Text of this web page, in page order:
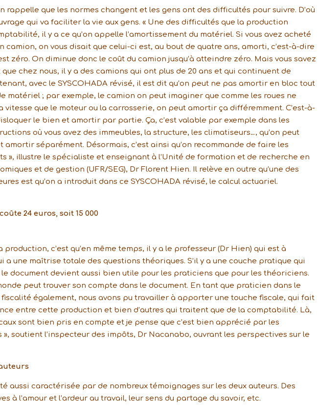
rappelle que les normes changent et les gens ont des difficultés pour suivre. D’où
qui va faciliter la vie aux gens. « Une des difficultés que la production
il y a ce qu’on appelle l’amortissement du matériel. Si vous avez acheté
camion, on vous disait que celui-ci est, au bout de quatre ans, amorti, c’est-à-dire
zéro. On diminue donc le coût du camion jusqu’à atteindre zéro. Mais vous savez
chez nous, il y a des camions qui ont plus de 20 ans et qui continuent de
avec le SYSCOHADA révisé, il est dit qu’on peut ne pas amortir en bloc tout
matériel ; par exemple, le camion on peut imaginer que comme les roues ne
vitesse que le moteur ou la carrosserie, on peut amortir ça différemment. C’est-à-
le bien et amortir par partie. Ça, c’est valable par exemple dans les
où vous avez des immeubles, la structure, les climatiseurs…, qu’on peut
amortir séparément. Désormais, c’est ainsi qu’on recommande de faire les
», illustre le spécialiste et enseignant à l’Unité de formation et de recherche en
et de gestion (UFR/SEG), Dr Florent Hien. Il relève en outre qu’une des
est qu’on a introduit dans ce SYSCOHADA révisé, le calcul actuariel.
24 euros, soit 15 000
production, c’est qu’en même temps, il y a le professeur (Dr Hien) qui est à
a une maîtrise totale des questions théoriques. S’il y a une couche pratique qui
le document devient aussi bien utile pour les praticiens que pour les théoriciens.
peut trouver son compte dans le document. En tant que praticien dans le
également, nous avons pu travailler à apporter une touche fiscale, qui fait
entre cette production et bien d’autres qui traitent que de la comptabilité. Là,
sont bien pris en compte et je pense que c’est bien apprécié par les
», soutient l’inspecteur des impôts, Dr Nacanabo, ouvrant les perspectives sur le
aussi caractérisée par de nombreux témoignages sur les deux auteurs. Des
à l’amour et l’ardeur au travail, leur sens du partage du savoir, etc.